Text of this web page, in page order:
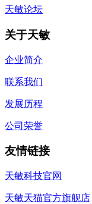
天敏论坛
关于天敏
企业简介
联系我们
发展历程
公司荣誉
友情链接
天敏科技官网
天敏天猫官方旗舰店